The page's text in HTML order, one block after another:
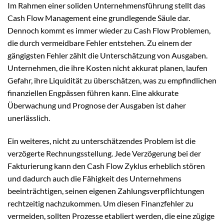
Im Rahmen einer soliden Unternehmensführung stellt das
Cash Flow Management eine grundlegende Säule dar.
Dennoch kommt es immer wieder zu Cash Flow Problemen,
die durch vermeidbare Fehler entstehen. Zu einem der
gängigsten Fehler zählt die Unterschätzung von Ausgaben.
Unternehmen, die ihre Kosten nicht akkurat planen, laufen
Gefahr, ihre Liquidität zu überschätzen, was zu empfindlichen
finanziellen Engpässen führen kann. Eine akkurate
Überwachung und Prognose der Ausgaben ist daher
unerlässlich.
Ein weiteres, nicht zu unterschätzendes Problem ist die
verzögerte Rechnungsstellung. Jede Verzögerung bei der
Fakturierung kann den Cash Flow Zyklus erheblich stören
und dadurch auch die Fähigkeit des Unternehmens
beeinträchtigen, seinen eigenen Zahlungsverpflichtungen
rechtzeitig nachzukommen. Um diesen Finanzfehler zu
vermeiden, sollten Prozesse etabliert werden, die eine zügige